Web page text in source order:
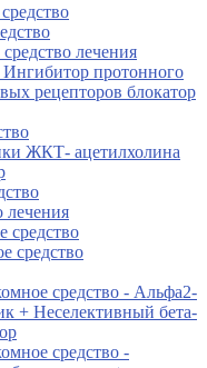
лечения
протонного
рецепторов блокатор
ЖКТ- ацетилхолина
лечения
средство
средство
средство - Альфа2-
+ Неселективный бета-
средство -